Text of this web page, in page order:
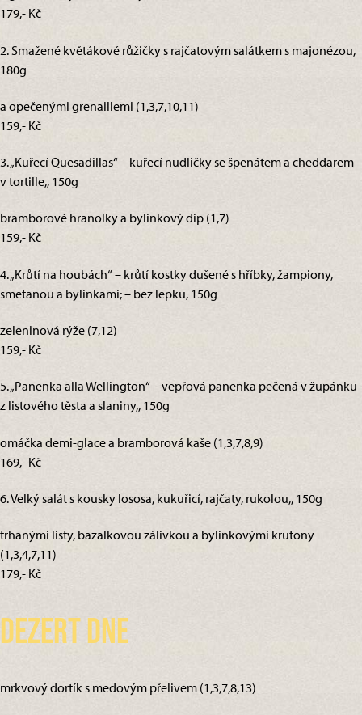
179,- Kč
2. Smažené květákové růžičky s rajčatovým salátkem s majonézou,
180g
a opečenými grenaillemi (1,3,7,10,11)
159,- Kč
3. „Kuřecí Quesadillas“ – kuřecí nudličky se špenátem a cheddarem
v tortille,, 150g
bramborové hranolky a bylinkový dip (1,7)
159,- Kč
4. „Krůtí na houbách“ – krůtí kostky dušené s hříbky, žampiony,
smetanou a bylinkami; – bez lepku, 150g
zeleninová rýže (7,12)
159,- Kč
5. „Panenka alla Wellington“ – vepřová panenka pečená v župánku
z listového těsta a slaniny,, 150g
omáčka demi-glace a bramborová kaše (1,3,7,8,9)
169,- Kč
6. Velký salát s kousky lososa, kukuřicí, rajčaty, rukolou,, 150g
trhanými listy, bazalkovou zálivkou a bylinkovými krutony
(1,3,4,7,11)
179,- Kč
Dezert dne
mrkvový dortík s medovým přelivem (1,3,7,8,13)